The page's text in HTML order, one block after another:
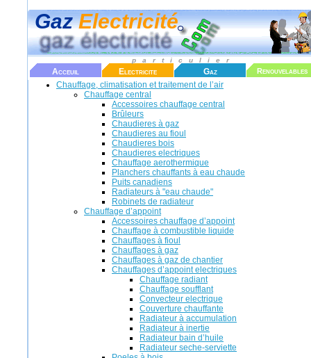
GazElectricité
particulier
Acceuil Electricite Gaz Renouvelables
Chauffage, climatisation et traitement de l’air
Chauffage central
Accessoires chauffage central
Brûleurs
Chaudieres à gaz
Chaudieres au fioul
Chaudieres bois
Chaudieres electriques
Chauffage aerothermique
Planchers chauffants à eau chaude
Puits canadiens
Radiateurs à "eau chaude"
Robinets de radiateur
Chauffage d’appoint
Accessoires chauffage d’appoint
Chauffage à combustible liquide
Chauffages à fioul
Chauffages à gaz
Chauffages à gaz de chantier
Chauffages d’appoint electriques
Chauffage radiant
Chauffage soufflant
Convecteur electrique
Couverture chauffante
Radiateur à accumulation
Radiateur à inertie
Radiateur bain d’huile
Radiateur seche-serviette